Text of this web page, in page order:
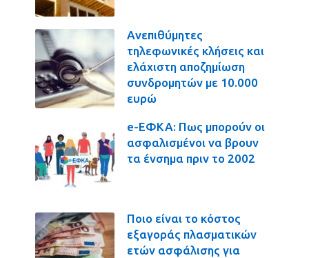
Ανεπιθύμητες
τηλεφωνικές κλήσεις και
ελάχιστη αποζημίωση
συνδρομητών με 10.000
ευρώ
e-ΕΦΚΑ: Πως μπορούν οι
ασφαλισμένοι να βρουν
τα ένσημα πριν το 2002
Ποιο είναι το κόστος
εξαγοράς πλασματικών
ετών ασφάλισης για